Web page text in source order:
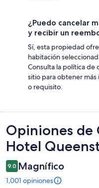
¿Puedo cancelar
y recibir un
Sí, esta propiedad
habitación
Consulta la política de
sitio para obtener
o requisito.
Opiniones
Opiniones de
Hotel
9.0 Magnífico
1,001 opiniones